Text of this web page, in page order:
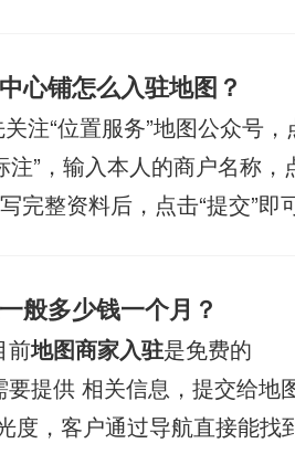
心铺怎么入驻地图？
注“位置服务”地图公众号，
注”，输入本人的商户名称，
完整资料后，点击“提交”即
般多少钱一个月？
前地图商家入驻是免费的
提供 相关信息，提交给地
，客户通过导航直接能找